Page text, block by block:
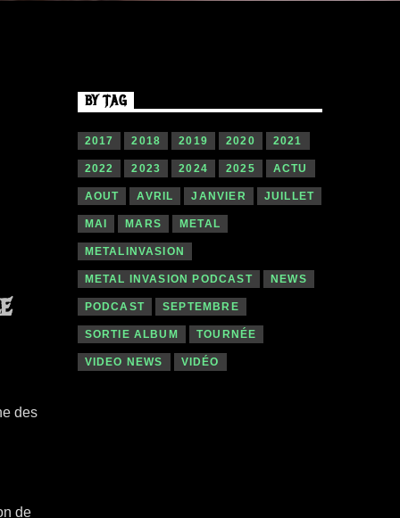
des
de
BY TAG
2017 2018 2019 2020 2021
2022 2023 2024 2025 ACTU
AOUT AVRIL JANVIER JUILLET
MAI MARS METAL
METALINVASION
METAL INVASION PODCAST NEWS
PODCAST SEPTEMBRE
SORTIE ALBUM TOURNÉE
VIDEO NEWS VIDÉO